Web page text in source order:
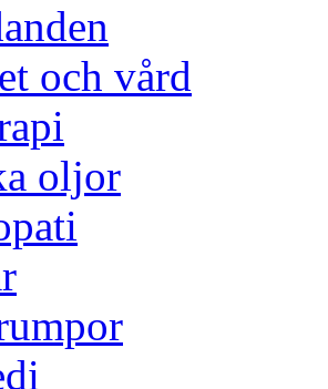
och vård
oljor